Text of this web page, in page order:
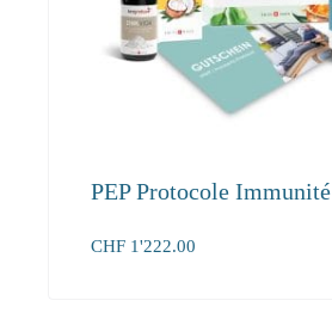
PEP Protocole Immunité
CHF 1'222.00